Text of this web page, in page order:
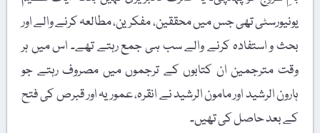
یونیورسٹی تھی جس میں محققین، مفکرین، مطالعہ کرنے والے اور
بحث و استفادہ کرنے والے سب ہی جمع رہتے تھے۔ اس میں ہر
وقت مترجمین ان کتابوں کے ترجموں میں مصروف رہتے جو
ہارون الرشید اور مامون الرشید نے انقرہ، عموریہ اور قبرص کی فتح
کے بعد حاصل کی تھیں۔